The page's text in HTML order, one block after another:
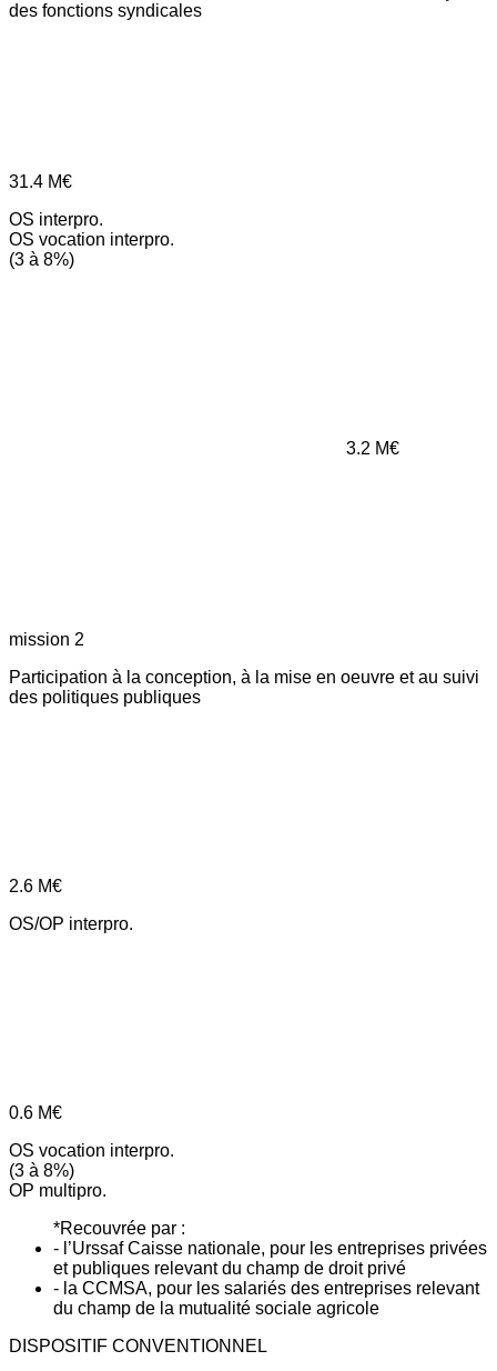
des fonctions syndicales
31.4 M€
OS interpro.
OS vocation interpro.
(3 à 8%)
3.2 M€
mission 2
Participation à la conception, à la mise en oeuvre et au suivi
des politiques publiques
2.6 M€
OS/OP interpro.
0.6 M€
OS vocation interpro.
(3 à 8%)
OP multipro.
*Recouvrée par :
- l’Urssaf Caisse nationale, pour les entreprises privées
et publiques relevant du champ de droit privé
- la CCMSA, pour les salariés des entreprises relevant
du champ de la mutualité sociale agricole
DISPOSITIF CONVENTIONNEL